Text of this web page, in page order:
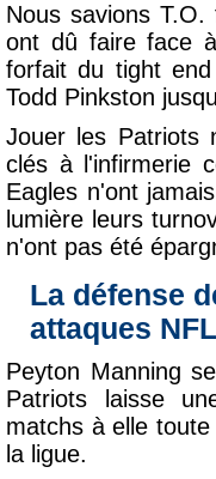
Nous savions
ont dû faire face
forfait du tight
Todd Pinkston
Jouer les Patriots
clés à l'infirmerie
Eagles n'ont
lumière leurs
n'ont pas été
La défense
attaques NFL
Peyton Manning
Patriots laisse
matchs à elle
la ligue.